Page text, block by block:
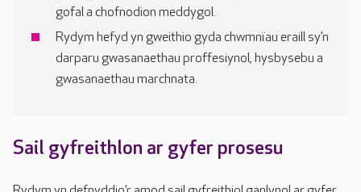
gofal a chofnodion meddygol.
Rydym hefyd yn gweithio gyda chwmnïau eraill sy’n
darparu gwasanaethau proffesiynol, hysbysebu a
gwasanaethau marchnata.
Sail gyfreithlon ar gyfer prosesu